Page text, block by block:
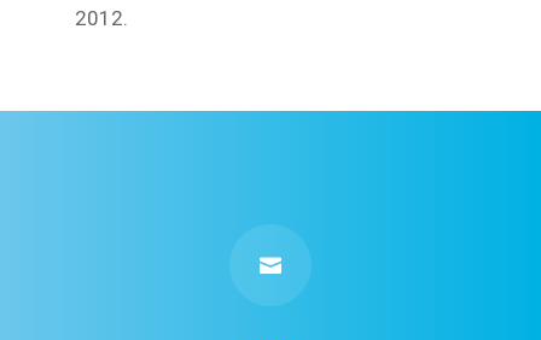
2012.
